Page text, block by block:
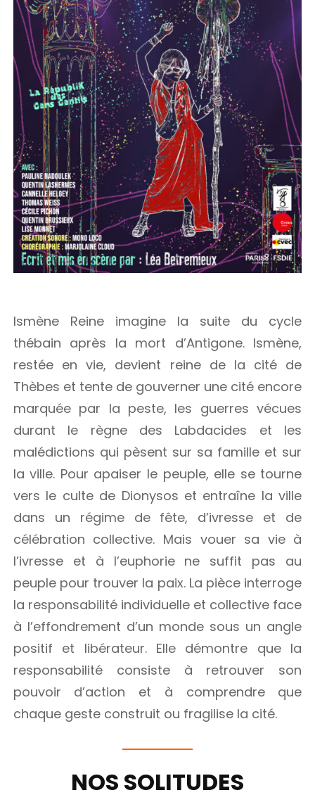
Ismène Reine imagine la suite du cycle
thébain après la mort d’Antigone. Ismène,
restée en vie, devient reine de la cité de
Thèbes et tente de gouverner une cité encore
marquée par la peste, les guerres vécues
durant le règne des Labdacides et les
malédictions qui pèsent sur sa famille et sur
la ville. Pour apaiser le peuple, elle se tourne
vers le culte de Dionysos et entraîne la ville
dans un régime de fête, d’ivresse et de
célébration collective. Mais vouer sa vie à
l’ivresse et à l’euphorie ne suffit pas au
peuple pour trouver la paix. La pièce interroge
la responsabilité individuelle et collective face
à l’effondrement d’un monde sous un angle
positif et libérateur. Elle démontre que la
responsabilité consiste à retrouver son
pouvoir d’action et à comprendre que
chaque geste construit ou fragilise la cité.
NOS SOLITUDES